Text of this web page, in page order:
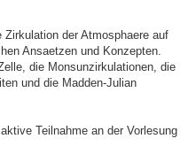
Zirkulation der Atmosphaere auf
Ansaetzen und Konzepten.
die Monsunzirkulationen, die
und die Madden-Julian
Teilnahme an der Vorlesung